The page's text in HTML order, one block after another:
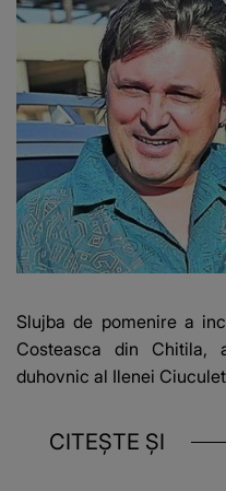
Slujba de pomenire a
Costeasca din Chitila,
duhovnic al Ilenei
CITEȘTE ȘI